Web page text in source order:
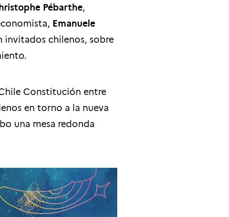
Pébarthe,
Emanuele
invitados chilenos, sobre
Constitución entre
en torno a la nueva
una mesa redonda